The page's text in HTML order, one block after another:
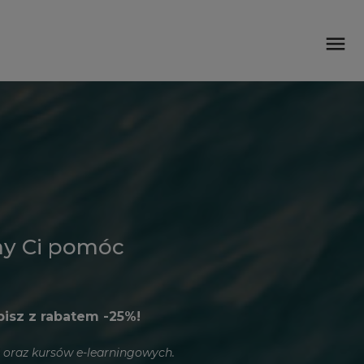
menu
Ci pomóc
z rabatem -25%!
kursów e-learningowych.